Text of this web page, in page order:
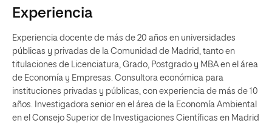
Experiencia
Experiencia docente de más de 20 años en universidades
públicas y privadas de la Comunidad de Madrid, tanto en
titulaciones de Licenciatura, Grado, Postgrado y MBA en el área
de Economía y Empresas. Consultora económica para
instituciones privadas y públicas, con experiencia de más de 10
años. Investigadora senior en el área de la Economía Ambiental
en el Consejo Superior de Investigaciones Científicas en Madrid